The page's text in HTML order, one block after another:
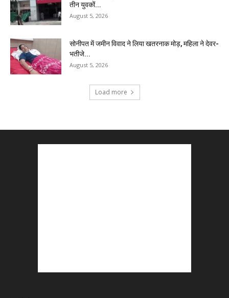
तीन युवकों...
August 5, 2026
सोनीपत में जमीन विवाद ने लिया खतरनाक मोड़, महिला ने देवर-
भतीजे...
August 5, 2026
Load more